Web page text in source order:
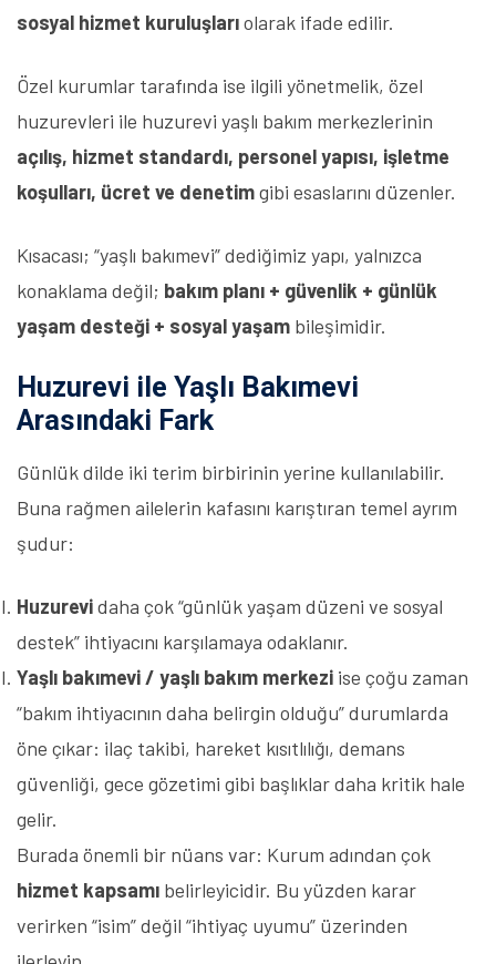
sosyal hizmet kuruluşlarıolarak ifade edilir.
Özel kurumlar tarafında ise ilgili yönetmelik, özel
huzurevleri ile huzurevi yaşlı bakım merkezlerinin
açılış, hizmet standardı, personel yapısı, işletme
koşulları, ücret ve denetimgibi esaslarını düzenler.
Kısacası; “yaşlı bakımevi” dediğimiz yapı, yalnızca
konaklama değil; bakım planı + güvenlik + günlük
yaşam desteği + sosyal yaşam bileşimidir.
Huzurevi ile Yaşlı Bakımevi
Arasındaki Fark
Günlük dilde iki terim birbirinin yerine kullanılabilir.
Buna rağmen ailelerin kafasını karıştıran temel ayrım
şudur:
Huzurevidaha çok “günlük yaşam düzeni ve sosyal
destek” ihtiyacını karşılamaya odaklanır.
Yaşlı bakımevi / yaşlı bakım merkezi ise çoğu zaman
“bakım ihtiyacının daha belirgin olduğu” durumlarda
öne çıkar: ilaç takibi, hareket kısıtlılığı, demans
güvenliği, gece gözetimi gibi başlıklar daha kritik hale
gelir.
Burada önemli bir nüans var: Kurum adından çok
hizmet kapsamı belirleyicidir. Bu yüzden karar
verirken “isim” değil “ihtiyaç uyumu” üzerinden